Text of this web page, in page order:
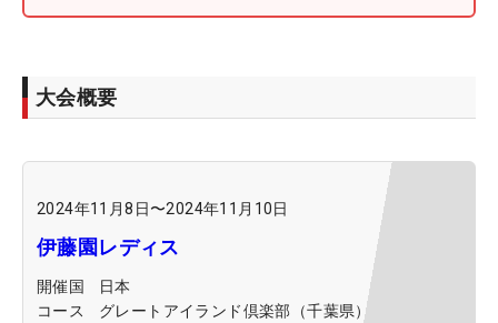
大会概要
2024年11月8日〜2024年11月10日
伊藤園レディス
開催国
日本
コース
グレートアイランド倶楽部（千葉県）